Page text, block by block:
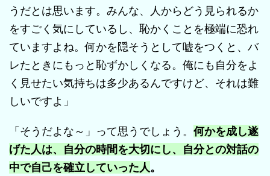
うだとは思います。みんな、人からどう見られるか
をすごく気にしているし、恥かくことを極端に恐れ
ていますよね。何かを隠そうとして嘘をつくと、バ
レたときにもっと恥ずかしくなる。俺にも自分をよ
く見せたい気持ちは多少あるんですけど、それは難
しいですよ」
「そうだよな～」って思うでしょう。 何かを成し遂
げた人は、自分の時間を大切にし、自分との対話の
中で自己を確立していった人。